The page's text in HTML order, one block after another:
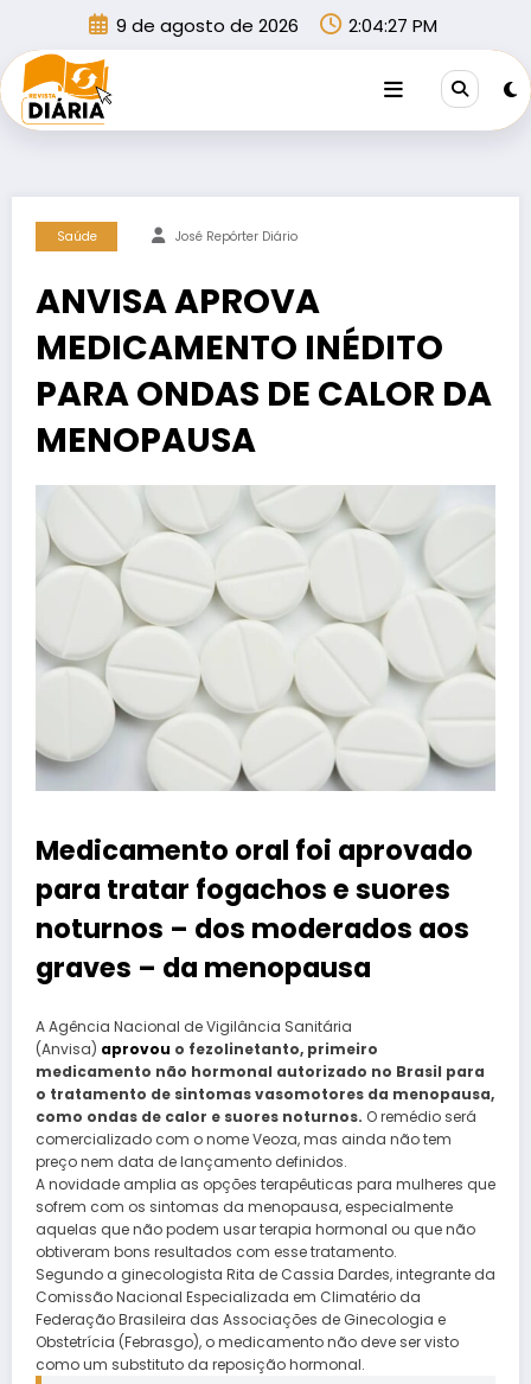
conteúdo
9 de agosto de 2026 2:04:27 PM
Saúde José Repórter Diário
ANVISA APROVA
MEDICAMENTO INÉDITO
PARA ONDAS DE CALOR DA
MENOPAUSA
Medicamento oral foi aprovado
para tratar fogachos e suores
noturnos – dos moderados aos
graves – da menopausa
A Agência Nacional de Vigilância Sanitária
(Anvisa) aprovou o fezolinetanto, primeiro
medicamento não hormonal autorizado no Brasil para
o tratamento de sintomas vasomotores da menopausa,
como ondas de calor e suores noturnos. O remédio será
comercializado com o nome Veoza, mas ainda não tem
preço nem data de lançamento definidos.
A novidade amplia as opções terapêuticas para mulheres que
sofrem com os sintomas da menopausa, especialmente
aquelas que não podem usar terapia hormonal ou que não
obtiveram bons resultados com esse tratamento.
Segundo a ginecologista Rita de Cassia Dardes, integrante da
Comissão Nacional Especializada em Climatério da
Federação Brasileira das Associações de Ginecologia e
Obstetrícia (Febrasgo), o medicamento não deve ser visto
como um substituto da reposição hormonal.